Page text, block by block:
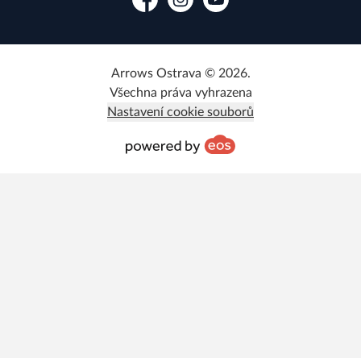
FacebookInstagramYouTube
Arrows Ostrava © 2026.
Všechna práva vyhrazena
Nastavení cookie souborů